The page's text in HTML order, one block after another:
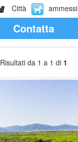
Città
ammessi
Contatta
Risultati da 1 a 1 di 1